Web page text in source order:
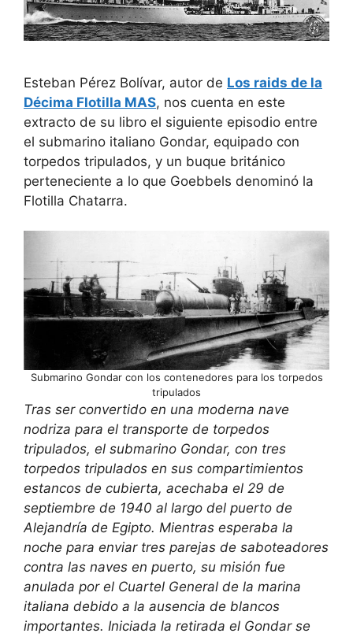
Esteban Pérez Bolívar, autor de Los raids de la
Décima Flotilla MAS, nos cuenta en este
extracto de su libro el siguiente episodio entre
el submarino italiano Gondar, equipado con
torpedos tripulados, y un buque británico
perteneciente a lo que Goebbels denominó la
Flotilla Chatarra.
Submarino Gondar con los contenedores para los torpedos
tripulados
Tras ser convertido en una moderna nave
nodriza para el transporte de torpedos
tripulados, el submarino Gondar, con tres
torpedos tripulados en sus compartimientos
estancos de cubierta, acechaba el 29 de
septiembre de 1940 al largo del puerto de
Alejandría de Egipto. Mientras esperaba la
noche para enviar tres parejas de saboteadores
contra las naves en puerto, su misión fue
anulada por el Cuartel General de la marina
italiana debido a la ausencia de blancos
importantes. Iniciada la retirada el Gondar se